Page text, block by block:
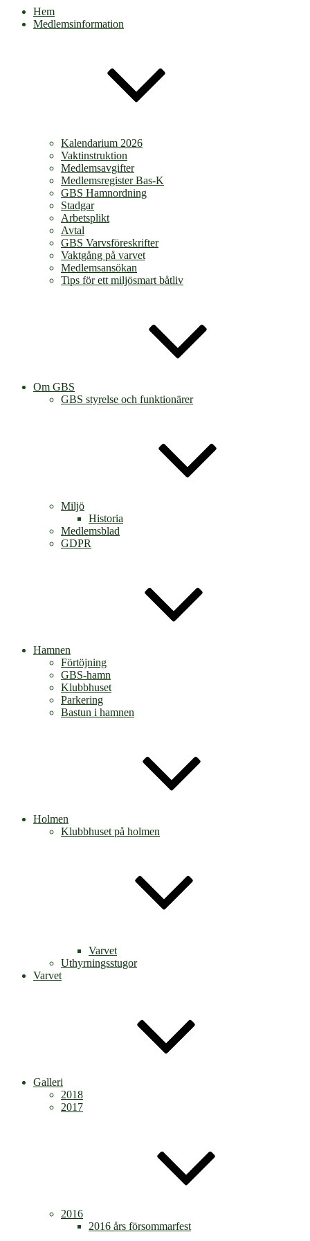
Hem
Medlemsinformation
Kalendarium 2026
Vaktinstruktion
Medlemsavgifter
Medlemsregister Bas-K
GBS Hamnordning
Stadgar
Arbetsplikt
Avtal
GBS Varvsföreskrifter
Vaktgång på varvet
Medlemsansökan
Tips för ett miljösmart båtliv
Om GBS
GBS styrelse och funktionärer
Miljö
Historia
Medlemsblad
GDPR
Hamnen
Förtöjning
GBS-hamn
Klubbhuset
Parkering
Bastun i hamnen
Holmen
Klubbhuset på holmen
Varvet
Uthyrningsstugor
Varvet
Galleri
2018
2017
2016
2016 års försommarfest